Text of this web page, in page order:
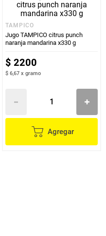
TAMPICO
Jugo TAMPICO citrus punch
naranja mandarina x330 g
$ 2200
$ 6,67 x gramo
Agregar